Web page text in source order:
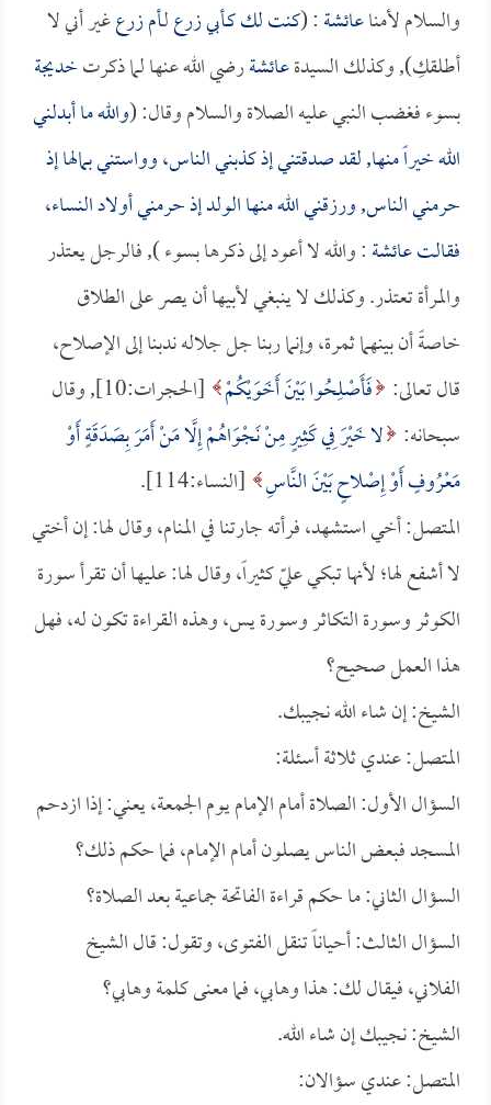
والسلام لأمناعائشة: (كنت لك كـأبي زرعلـأم زرعغير أني لا
أطلقكِ), وكذلك السيدةعائشةرضي الله عنها لما ذكرتخديجة
بسوء فغضب النبي عليه الصلاة والسلام وقال: (والله ما أبدلني
الله خيراً منها, لقد صدقتني إذ كذبني الناس، وواستني بمالها إذ
حرمني الناس, ورزقني الله منها الولد إذ حرمني أولاد النساء،
فقالتعائشة: والله لا أعود إلى ذكرها بسوء ), فالرجل يعتذر
والمرأة تعتذر. وكذلك لا ينبغي لأبيها أن يصر على الطلاق
خاصةً أن بينهما ثمرة، وإنما ربنا جل جلاله ندبنا إلى الإصلاح،
قال تعالى: فَأَصْلِحُوا بَيْنَ أَخَوَيْكُمْ
[الحجرات:10], وقال
سبحانه: لا خَيْرَ فِي كَثِيرٍ مِنْ نَجْوَاهُمْ إِلَّا مَنْ أَمَرَ بِصَدَقَةٍ أَوْ
مَعْرُوفٍ أَوْ إِصْلاحٍ بَيْنَ النَّاسِ [النساء:114].
المتصل: أخي استشهد، فرأته جارتنا في المنام، وقال لها: إن أختي
لا أشفع لها؛ لأنها تبكي عليّ كثيراً، وقال لها: عليها أن تقرأ سورة
الكوثر وسورة التكاثر وسورة يس، وهذه القراءة تكون له، فهل
هذا العمل صحيح؟
الشيخ: إن شاء الله نجيبك.
المتصل: عندي ثلاثة أسئلة:
السؤال الأول: الصلاة أمام الإمام يوم الجمعة، يعني: إذا ازدحم
المسجد فبعض الناس يصلون أمام الإمام، فما حكم ذلك؟
السؤال الثاني: ما حكم قراءة الفاتحة جماعية بعد الصلاة؟
السؤال الثالث: أحياناً تنقل الفتوى، وتقول: قال الشيخ
الفلاني، فيقال لك: هذا وهابي، فما معنى كلمة وهابي؟
الشيخ: نجيبك إن شاء الله.
المتصل: عندي سؤالان: